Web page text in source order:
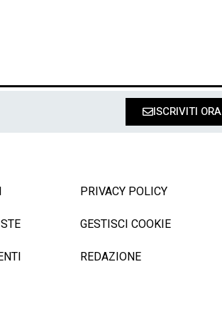
ISCRIVITI ORA
PRIVACY POLICY
GESTISCI COOKIE
REDAZIONE